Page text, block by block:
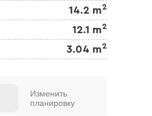
14.2 m2
12.1 m2
3.04 m2
Изменить
планировку